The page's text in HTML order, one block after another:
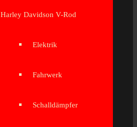
Harley Davidson V-Rod
Elektrik
Fahrwerk
Schalldämpfer